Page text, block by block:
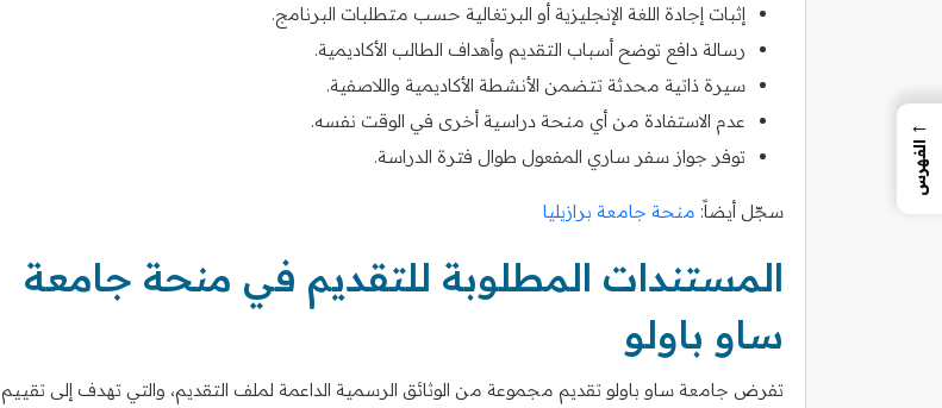
إثبات إجادة اللغة الإنجليزية أو البرتغالية حسب متطلبات البرنامج.
رسالة دافع توضح أسباب التقديم وأهداف الطالب الأكاديمية.
سيرة ذاتية محدثة تتضمن الأنشطة الأكاديمية واللاصفية.
عدم الاستفادة من أي منحة دراسية أخرى في الوقت نفسه.
توفر جواز سفر ساري المفعول طوال فترة الدراسة.
سجّل أيضاً: منحة جامعة برازيليا
المستندات المطلوبة للتقديم في منحة جامعة
ساو باولو
تفرض جامعة ساو باولو تقديم مجموعة من الوثائق الرسمية الداعمة لملف التقديم، والتي تهدف إلى تقييم
←
الفهرس